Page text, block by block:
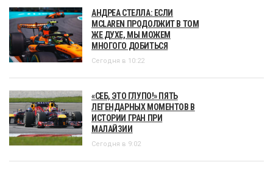
АНДРЕА СТЕЛЛА: ЕСЛИ
MCLAREN ПРОДОЛЖИТ В ТОМ
ЖЕ ДУХЕ, МЫ МОЖЕМ
МНОГОГО ДОБИТЬСЯ
Сегодня в 10:22
«СЕБ, ЭТО ГЛУПО!» ПЯТЬ
ЛЕГЕНДАРНЫХ МОМЕНТОВ В
ИСТОРИИ ГРАН ПРИ
МАЛАЙЗИИ
Сегодня в 9:02